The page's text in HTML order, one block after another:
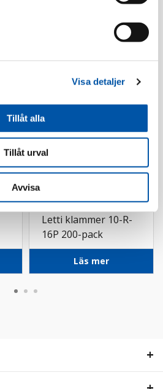
Visa detaljer
Tillåt alla
Tillåt urval
Avvisa
Norwesco
Letti klammer 10-R-
16P 200-pack
Läs mer